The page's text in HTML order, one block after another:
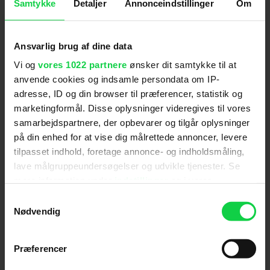
Samtykke Detaljer Annonceindstillinger Om
Ansvarlig brug af dine data
Vi og vores 1022 partnere ønsker dit samtykke til at
anvende cookies og indsamle persondata om IP-
adresse, ID og din browser til præferencer, statistik og
marketingformål. Disse oplysninger videregives til vores
samarbejdspartnere, der opbevarer og tilgår oplysninger
på din enhed for at vise dig målrettede annoncer, levere
tilpasset indhold, foretage annonce- og indholdsmåling,
lave målgruppeundersøgelser og udvikle tjenester. Se
tilbage eller ændre indstillinger fra vores
"Cookiedeklaration", eller ved at trykke på "Privacy
Nødvendig
Præferencer
Filmen er instrueret af
har lavet en håndfuld film med hovedrollen
'Greenland 2: Migration' får biografpremiere den
29. januar.
For at se dette indhold skal
marketingcookies være slået til. Klik her
for at ændre dine indstillinger.
Følg os for de seneste nyheder, konkurrencer